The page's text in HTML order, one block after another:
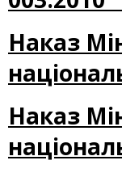
Наказ
Наказ